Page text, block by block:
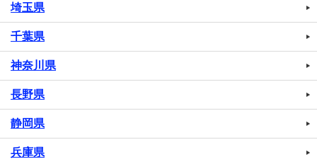
埼玉県
千葉県
神奈川県
長野県
静岡県
兵庫県